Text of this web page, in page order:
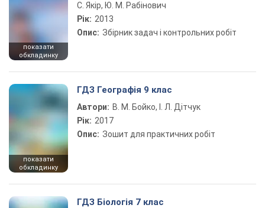
показати
обкладинку
С. Якір, Ю. М. Рабінович
Рік: 2013
Опис: Збірник задач і контрольних робіт
показати
обкладинку
ГДЗ Географія 9 клас
Автори: В. М. Бойко, І. Л. Дітчук
Рік: 2017
Опис: Зошит для практичних робіт
ГДЗ Біологія 7 клас